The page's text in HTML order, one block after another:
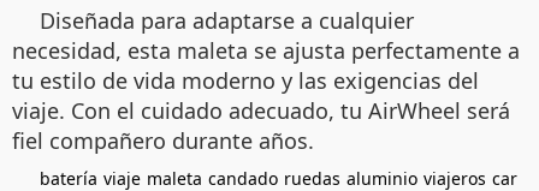
Diseñada para adaptarse a cualquier
necesidad, esta maleta se ajusta perfectamente a
tu estilo de vida moderno y las exigencias del
viaje. Con el cuidado adecuado, tu AirWheel será
fiel compañero durante años.
batería viaje maleta candado ruedas aluminio viajeros car